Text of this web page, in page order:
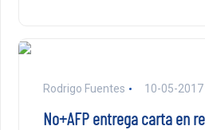
Rodrigo Fuentes 10-05-2017
No+AFP entrega carta en